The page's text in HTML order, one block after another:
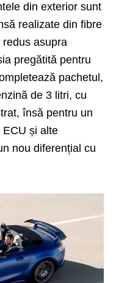
din exterior sunt
realizate din fibre
asupra
pregătită pentru
pachetul,
de 3 litri, cu
însă pentru un
ECU și alte
nou diferențial cu